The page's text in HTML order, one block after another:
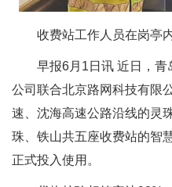
收费站工作人员在岗亭
早报6月1日讯 近日，
公司联合北京路网科技有限
速、沈海高速公路沿线的灵
珠、铁山共五座收费站的智
正式投入使用。